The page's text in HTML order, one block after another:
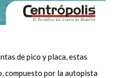
de pico y placa, estas
compuesto por la autopista